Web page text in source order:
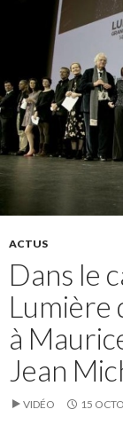
ACTUS
Dans le
Lumière
à
Jean
VIDÉO 15